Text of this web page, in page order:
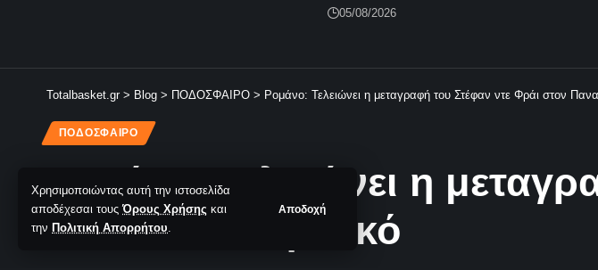
Χρησιμοποιώντας αυτή την ιστοσελίδα
αποδέχεσαι τουςΌρους Χρήσης και
την Πολιτική Απορρήτου.
Αποδοχή
05/08/2026
Totalbasket.gr > Blog > ΠΟΔΟΣΦΑΙΡΟ > Ρομάνο: Τελειώνει η μεταγραφή του Στέφαν ντε Φράι στον
ΠΟΔΟΣΦΑΙΡΟ
Ρομάνο: Τελειώνει η
στον Παναθηναϊκό